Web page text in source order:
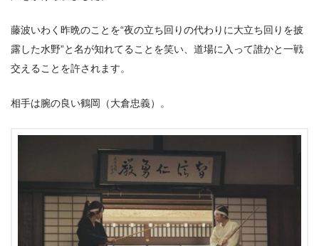
藤波いわく昨晩のことを“夜の立ち回りの代わりに大立ち回りを披
露した水野”と名が知れてることを笑い、道場に入って誰かと一戦
交えることを許されます。
相手は腕の良い鶴岡（大倉忠義）。